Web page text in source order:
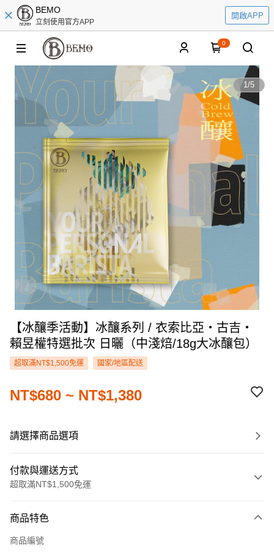
BEMO
立刻使用官方APP
開啟APP
0
1/5
【冰釀季活動】冰釀系列 / 衣索比亞‧古吉‧
賴昱權特選批次 日曬（中淺焙/18g大冰釀包）
超取滿NT$1,500免運 國家/地區配送
NT$680 ~ NT$1,380
請選擇商品選項
付款與運送方式
超取滿NT$1,500免運
信用卡一次付款
LINE Pay
商品特色
商品編號